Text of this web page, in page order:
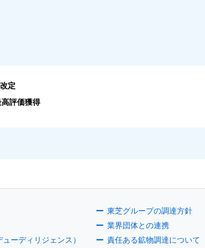
定
評価獲得
東芝グループの調達方針
業界団体との連携
ーディリジェンス）
責任ある鉱物調達について